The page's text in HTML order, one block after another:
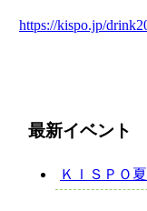
https://kispo.jp/
最新イベント
ＫＩＳＰＯ